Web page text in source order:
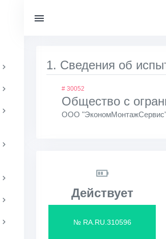
1. Сведения об
# 30052
Общество с
ООО
Действует
№ RA.RU.310596